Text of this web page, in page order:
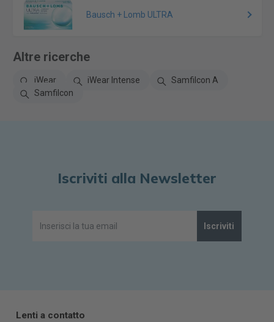
Bausch + Lomb ULTRA
Altre ricerche
iWear iWear Intense
Samfilcon A
Samfilcon
Iscriviti alla Newsletter
Iscriviti
Lenti a contatto